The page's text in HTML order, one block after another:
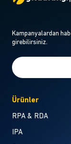
Kampanyalardan
girebilirsiniz.
Ürünler
RPA & RDA
IPA